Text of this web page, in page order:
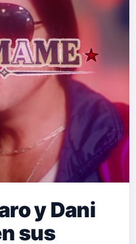
y Dani
sus